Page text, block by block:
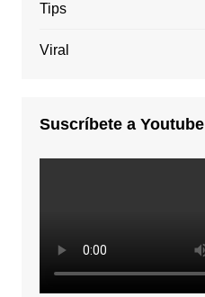
Tips
Viral
Suscríbete a Youtube